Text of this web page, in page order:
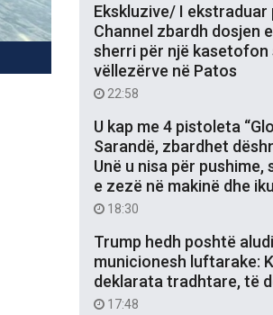
Ekskluzive/ I ekstraduar
Channel zbardh dosjen
sherri për një kasetofon
vëllezërve në Patos
22:58
U kap me 4 pistoleta
Sarandë, zbardhet
Unë u nisa për
e zezë në makinë dhe iku
18:30
Trump hedh poshtë
municionesh luftarake:
deklarata tradhtare, të
17:48